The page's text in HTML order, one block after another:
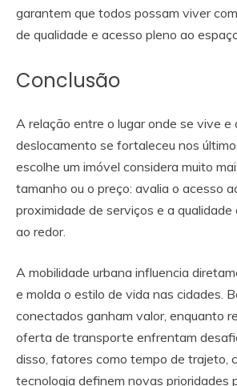
garantem que todos possam viver
de qualidade e acesso pleno ao
Conclusão
A relação entre o lugar onde se vive e
deslocamento se fortaleceu nos
escolhe um imóvel considera muito
tamanho ou o preço: avalia o acesso
proximidade de serviços e a
ao redor.
A mobilidade urbana influencia
e molda o estilo de vida nas cidades.
conectados ganham valor, enquanto
oferta de transporte enfrentam
disso, fatores como tempo de trajeto,
tecnologia definem novas prioridades